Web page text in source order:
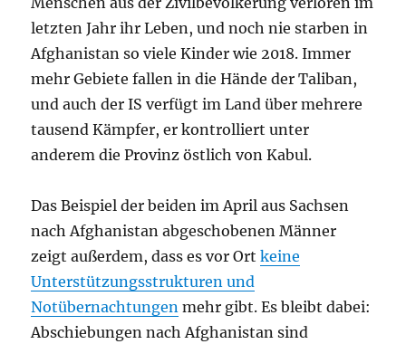
letzten Jahr ihr Leben, und noch nie starben in
Afghanistan so viele Kinder wie 2018. Immer
mehr Gebiete fallen in die Hände der Taliban,
und auch der IS verfügt im Land über mehrere
tausend Kämpfer, er kontrolliert unter
anderem die Provinz östlich von Kabul.
Das Beispiel der beiden im April aus Sachsen
nach Afghanistan abgeschobenen Männer
zeigt außerdem, dass es vor Ortkeine
Unterstützungsstrukturen und
Notübernachtungen mehr gibt. Es bleibt dabei:
Abschiebungen nach Afghanistan sind